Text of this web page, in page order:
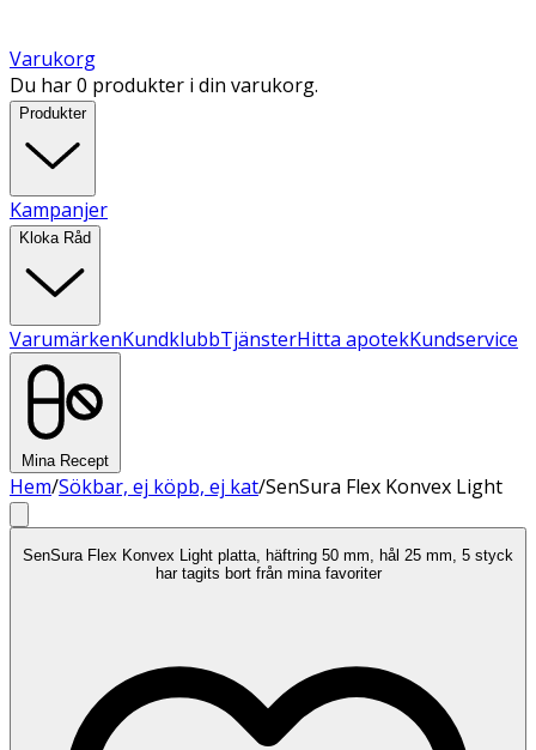
Varukorg
Du har 0 produkter i din varukorg.
Produkter
Kampanjer
Kloka Råd
VarumärkenKundklubbTjänsterHitta apotekKundservice
Mina Recept
Hem/Sökbar, ej köpb, ej kat/SenSura Flex Konvex Light
SenSura Flex Konvex Light platta, häftring 50 mm, hål 25 mm, 5 styck
har tagits bort från mina favoriter